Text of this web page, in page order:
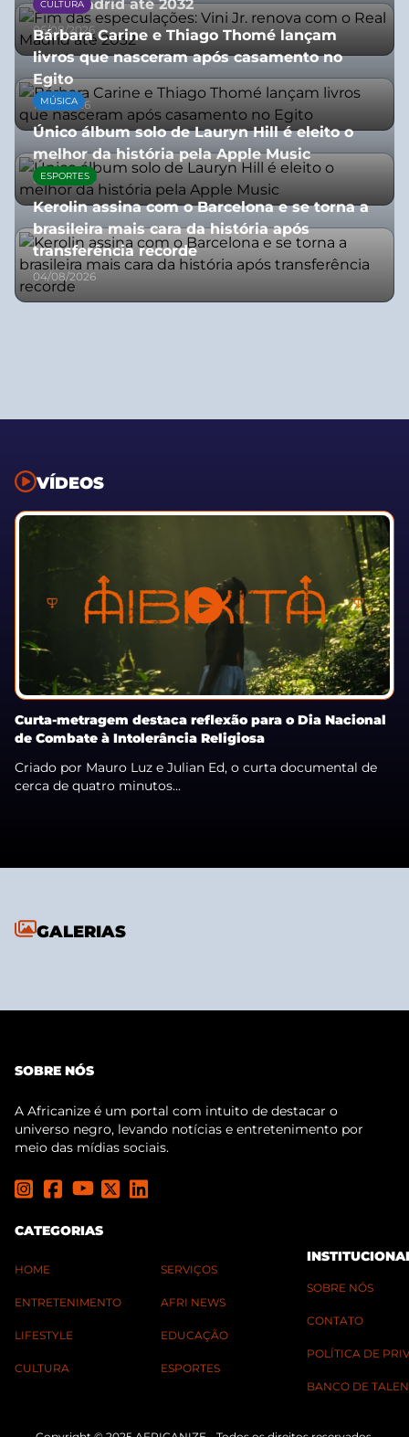
Real Madrid até 2032
06/08/2026
CULTURA
Bárbara Carine e Thiago Thomé lançam
livros que nasceram após casamento no
Egito
10/07/2026
MÚSICA
Único álbum solo de Lauryn Hill é eleito o
melhor da história pela Apple Music
06/08/2026
ESPORTES
Kerolin assina com o Barcelona e se torna a
brasileira mais cara da história após
transferência recorde
04/08/2026
VÍDEOS
Curta-metragem destaca reflexão para o Dia Nacional
de Combate à Intolerância Religiosa
Criado por Mauro Luz e Julian Ed, o curta documental de
cerca de quatro minutos...
GALERIAS
SOBRE NÓS
A Africanize é um portal com intuito de destacar o
universo negro, levando notícias e entretenimento por
meio das mídias sociais.
CATEGORIAS
HOME
ENTRETENIMENTO
LIFESTYLE
CULTURA
SERVIÇOS
AFRI NEWS
EDUCAÇÃO
ESPORTES
SOBRE NÓS
CONTATO
POLÍTICA DE
BANCO DE